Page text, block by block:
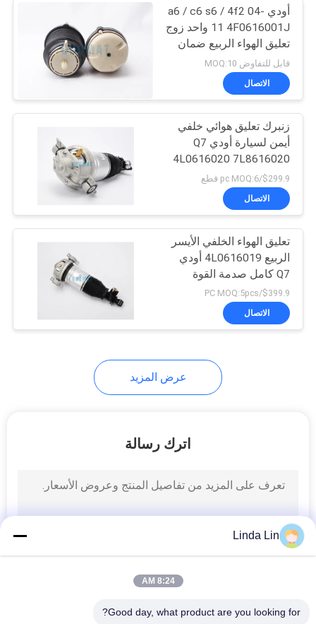
وسادة هوائية لينكولن
66
فولكس فاجن الهواء
الصدمات
39
للطيران
578
حافلة الربيع الهواء
أودي a6 / c6 s6 / 4f2 04-
11 4F0616001J واحد زوج
تعليق الهواء الربيع ضمان
سنة واحدة
قابل للتفاوض MOQ:10
الاتصال
زنبرك تعليق هوائي خلفي
أيمن لسيارة أودي Q7
4L0616020 7L8616020
قطع غيار بديلة
$299.9/pc MOQ:6 قطع
الاتصال
تعليق الهواء الخلفي الأيسر
الربيع 4L0616019 أودي
Q7 كامل صدمة القوة
7L8616019C
$399.9/PC MOQ:5pcs
الاتصال
عرض المزيد
اترك رسالة
Linda Lin
8:24 AM
Good day, what product are you looking for?